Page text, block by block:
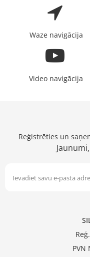
Waze navigācija
Video navigācija
Reģistrēties un
PVN